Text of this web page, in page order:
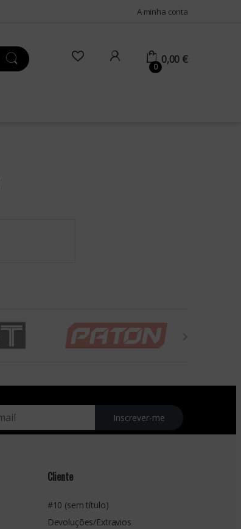
A minha conta
0
0,00 €
Inscrever-me
Cliente
#10 (sem título)
Devoluções/Extravios